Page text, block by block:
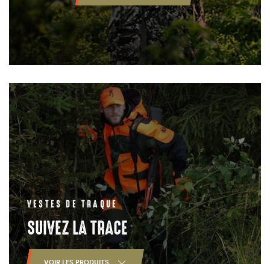
VESTES DE TRAQUE
SUIVEZ LA TRACE
VOIR LES PRODUITS